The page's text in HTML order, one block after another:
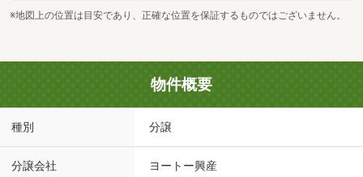
※地図上の位置は目安であり、正確な位置を保証するものではございません。
物件概要
種別 分譲
分譲会社 ヨートー興産